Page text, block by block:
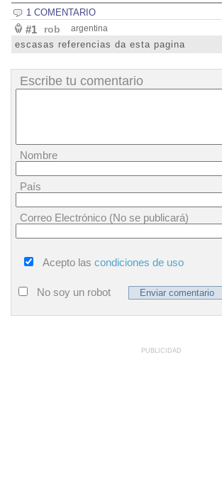
1 COMENTARIO
#1 rob argentina
escasas referencias da esta pagina
Escribe tu comentario
Nombre
País
Correo Electrónico (No se publicará)
Acepto las condiciones de uso
No soy un robot
PUBLICIDAD